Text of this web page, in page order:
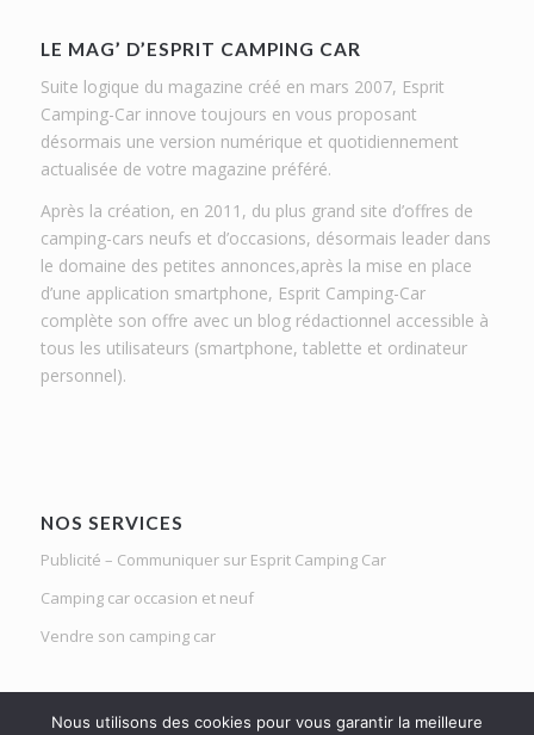
LE MAG’ D’ESPRIT CAMPING CAR
Suite logique du magazine créé en mars 2007, Esprit
Camping-Car innove toujours en vous proposant
désormais une version numérique et quotidiennement
actualisée de votre magazine préféré.
Après la création, en 2011, du plus grand site d’offres de
camping-cars neufs et d’occasions, désormais leader dans
le domaine des petites annonces,après la mise en place
d’une application smartphone, Esprit Camping-Car
complète son offre avec un blog rédactionnel accessible à
tous les utilisateurs (smartphone, tablette et ordinateur
personnel).
NOS SERVICES
Publicité – Communiquer sur Esprit Camping Car
Camping car occasion et neuf
Vendre son camping car
Nous utilisons des cookies pour vous garantir la meilleure